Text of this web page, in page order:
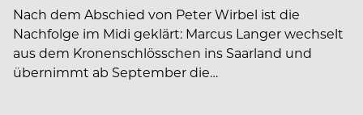
Nach dem Abschied von Peter Wirbel ist die
Nachfolge im Midi geklärt: Marcus Langer wechselt
aus dem Kronenschlösschen ins Saarland und
übernimmt ab September die…